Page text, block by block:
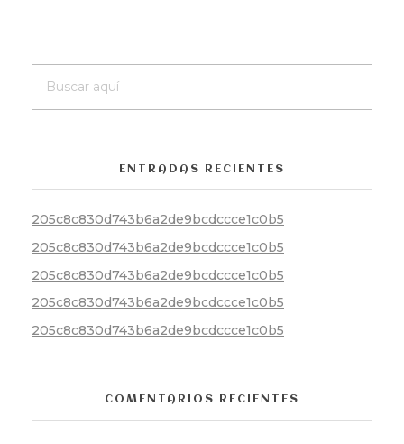
ENTRADAS RECIENTES
205c8c830d743b6a2de9bcdccce1c0b5
205c8c830d743b6a2de9bcdccce1c0b5
205c8c830d743b6a2de9bcdccce1c0b5
205c8c830d743b6a2de9bcdccce1c0b5
205c8c830d743b6a2de9bcdccce1c0b5
COMENTARIOS RECIENTES